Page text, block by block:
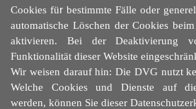
Cookies fürbestimmte Fälle oder
automatische Löschen der Cookies
aktivieren. Bei der Deaktivierung
Funktionalität dieser Website
Wir weisen darauf hin: Die DVG nutzt
Welche Cookies und Dienste auf
werden, können Sie dieser